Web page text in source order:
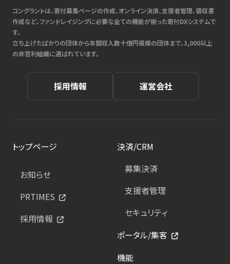
コングラントは、寄付募集ページの作成、オンライン決済、支援者管理、領収書
作成など、ファンドレイジングに必要な全ての機能が揃った寄付DXシステムで
す。
立ち上げたばかりの団体から年間収入数十億円規模の団体まで、3,000以上
の非営利組織に選ばれています。
採用情報 運営会社
トップページ
お知らせ
PRTIMES
採用情報
決済/CRM
募集決済
支援者管理
セキュリティ
ポータル/集客
機能